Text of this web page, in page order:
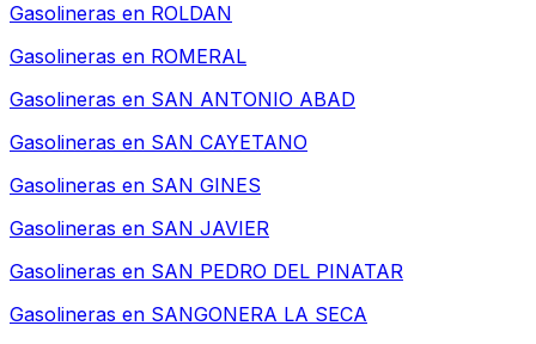
Gasolineras en ROLDAN
Gasolineras en ROMERAL
Gasolineras en SAN ANTONIO ABAD
Gasolineras en SAN CAYETANO
Gasolineras en SAN GINES
Gasolineras en SAN JAVIER
Gasolineras en SAN PEDRO DEL PINATAR
Gasolineras en SANGONERA LA SECA